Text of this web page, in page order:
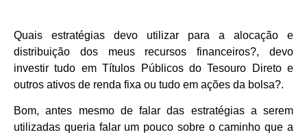
Quais estratégias devo utilizar para a alocação e
distribuição dos meus recursos financeiros?, devo
investir tudo em Títulos Públicos do Tesouro Direto e
outros ativos de renda fixa ou tudo em ações da bolsa?.
Bom, antes mesmo de falar das estratégias a serem
utilizadas queria falar um pouco sobre o caminho que a